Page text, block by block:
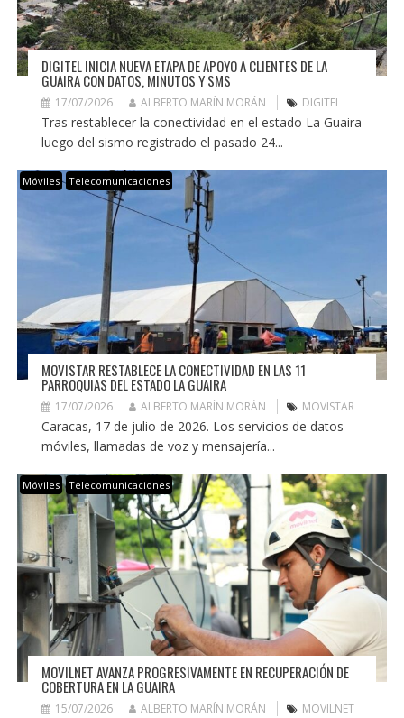
DIGITEL INICIA NUEVA ETAPA DE APOYO A CLIENTES DE LA
GUAIRA CON DATOS, MINUTOS Y SMS
17/07/2026 ALBERTO MARÍN MORÁN DIGITEL
Tras restablecer la conectividad en el estado La Guaira
luego del sismo registrado el pasado 24...
Móviles Telecomunicaciones
MOVISTAR RESTABLECE LA CONECTIVIDAD EN LAS 11
PARROQUIAS DEL ESTADO LA GUAIRA
17/07/2026 ALBERTO MARÍN MORÁN MOVISTAR
Caracas, 17 de julio de 2026. Los servicios de datos
móviles, llamadas de voz y mensajería...
Móviles Telecomunicaciones
MOVILNET AVANZA PROGRESIVAMENTE EN RECUPERACIÓN DE
COBERTURA EN LA GUAIRA
15/07/2026 ALBERTO MARÍN MORÁN MOVILNET